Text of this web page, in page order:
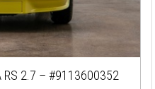
RS 2.7 – #9113600352